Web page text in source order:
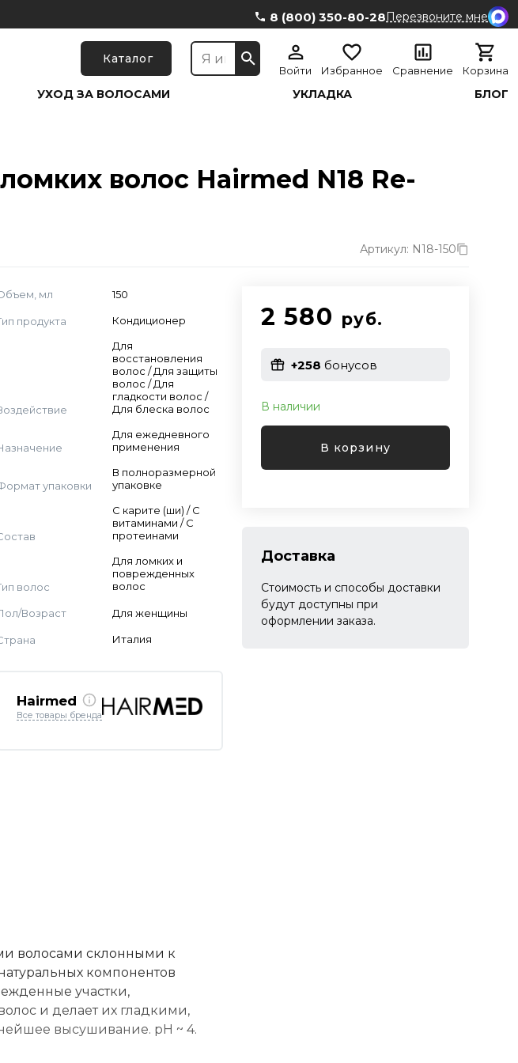
8 (800) 350-80-28Перезвоните мне
Каталог
Войти Избранное Сравнение Корзина
УХОД ЗА ВОЛОСАМИ УКЛАДКА БЛОГ
волос Hairmed N18 Re-
Артикул: N18-150
мл 150
продукта Кондиционер
Для
восстановления
волос / Для защиты
волос / Для
гладкости волос /
Для блеска волос
Для ежедневного
применения
упаковки
В полноразмерной
упаковке
С карите (ши) / С
витаминами / С
протеинами
волос
Для ломких и
поврежденных
волос
Возраст Для женщины
Италия
Hairmed
Все товары бренда
2 580 руб.
+258 бонусов
В наличии
В корзину
Доставка
Стоимость и способы доставки
будут доступны при
оформлении заказа.
волосами склонными к
компонентов
участки,
и делает их гладкими,
высушивание. рН ~ 4.